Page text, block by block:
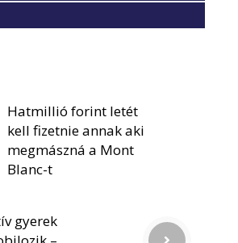
Hatmillió forint letét
kell fizetnie annak aki
megmászná a Mont
Blanc-t
gyerek